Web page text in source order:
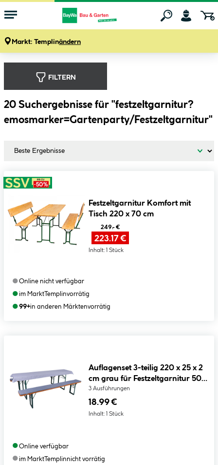
Markt: Templinändern
FILTERN
20 Suchergebnisse für "festzeltgarnitur?
emosmarker=Gartenparty/Festzeltgarnitur"
Festzeltgarnitur Komfort mit
Tisch 220 x 70 cm
249.- €
223.17 €
Inhalt: 1 Stück
●Online nicht verfügbar
●im Markt Templinvorrätig
●99+in anderen Märktenvorrätig
Auflagenset 3-teilig 220 x 25 x 2
cm grau für Festzeltgarnitur 50er
Tisch
3 Ausführungen
18.99 €
Inhalt: 1 Stück
●Online verfügbar
●im MarktTemplinnicht vorrätig